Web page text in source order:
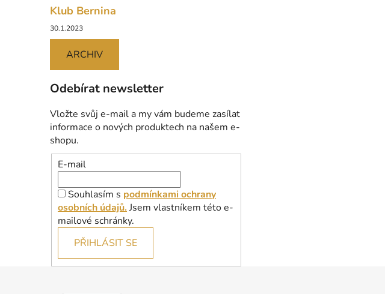
Klub Bernina
30.1.2023
ARCHIV
Odebírat newsletter
Vložte svůj e-mail a my vám budeme zasílat
informace o nových produktech na našem e-
shopu.
E-mail
Souhlasím s podmínkami ochrany
osobních údajů. Jsem vlastníkem této e-
mailové schránky.
PŘIHLÁSIT SE